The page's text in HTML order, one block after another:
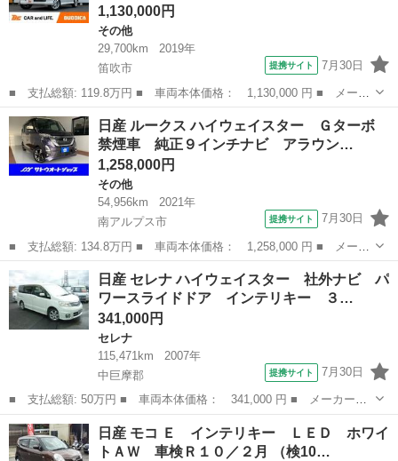
1,130,000円
その他
29,700km
2019年
笛吹市
提携サイト 7月30日
■ 支払総額: 119.8万円 ■ 車両本体価格： 1,130,000 円 ■ メーカ
ー名： 日産 ■ 車種名： ＮＶ１００クリッパーリオ ■ グレード
名： Ｅ 禁煙車 車検整備付 リフトアップ インテリジェントエ
マージェ...
山梨 笛吹市 その他
日産 ルークス ハイウェイスター Ｇターボ
禁煙車 純正９インチナビ アラウン…
1,258,000円
その他
54,956km
2021年
南アルプス市
提携サイト 7月30日
■ 支払総額: 134.8万円 ■ 車両本体価格： 1,258,000 円 ■ メーカ
ー名： 日産 ■ 車種名： ルークス ■ グレード名： ハイウェイ
スター Ｇターボ 禁煙車 純正９インチナビ アラウンドビューカ
メラ ド...
山梨 南アルプス市 その他
日産 セレナ ハイウェイスター 社外ナビ パ
ワースライドドア インテリキー ３…
341,000円
セレナ
115,471km
2007年
中巨摩郡
提携サイト 7月30日
■ 支払総額: 50万円 ■ 車両本体価格： 341,000 円 ■ メーカー
名： 日産 ■ 車種名： セレナ ■ グレード名： ハイウェイスタ
ー 社外ナビ パワースライドドア インテリキー ３列シート ８
人乗り エアロ ...
山梨 中巨摩郡
日産 モコ Ｅ インテリキー ＬＥＤ ホワイ
トＡＷ 車検Ｒ１０／２月 （検10…